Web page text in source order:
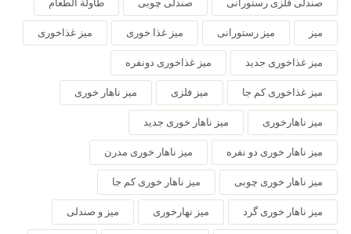
صندلی فلزی رستورانی صندلی چوبی طاولة الطعام
میز میز رستورانی میز غذا خوری میز غذاخوری
میز غذاخوری جدید میز غذاخوری دونفره
میز غذاخوری کم جا میز فلزی میز ناهار خوری
میز ناهارخوری میز ناهار خوری جدید
میز ناهار خوری دو نفره میز ناهار خوری مدرن
میز ناهار خوری چوبی میز ناهار خوری کم جا
میز ناهار خوری گرد میز نهارخوری میز و صندلی